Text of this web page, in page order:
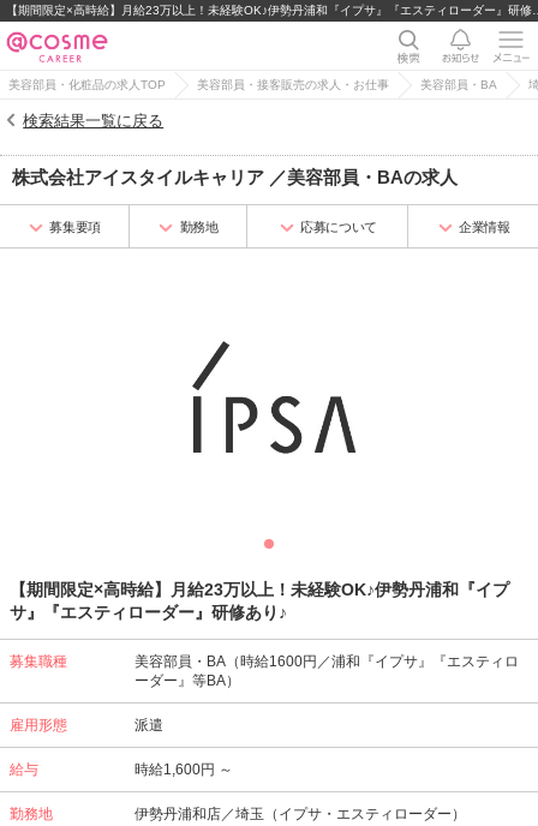
美容部員・化粧品の求人TOP 美容部員・接客販売の求人・お仕事 美容部員・BA
検索結果一覧に戻る
株式会社アイスタイルキャリア ／美容部員・BAの求人
募集要項 勤務地 応募について 企業情報
【期間限定×高時給】月給23万以上！未経験OK♪伊勢丹浦和『イプ
サ』『エスティローダー』研修あり♪
募集職種
美容部員・BA（時給1600円／浦和『イプサ』『エスティロ
ーダー』等BA）
雇用形態 派遣
給与 時給1,600円 ～
勤務地
伊勢丹浦和店／埼玉（イプサ・エスティローダー）